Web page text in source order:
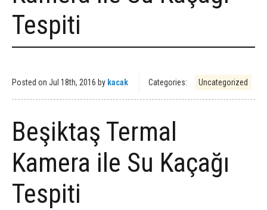
Tespiti
Posted on Jul 18th, 2016 by kacak Categories: Uncategorized
Beşiktaş Termal
Kamera ile Su Kaçağı
Tespiti